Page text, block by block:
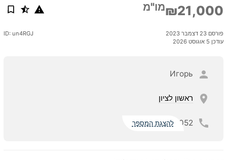
₪21,000מו"מ
פורסם 23 דצמבר 2023
עודכן 5 אוגוסט 2026
ID: un4RGJ
Игорь
ראשון לציון
052 להצגת המספר